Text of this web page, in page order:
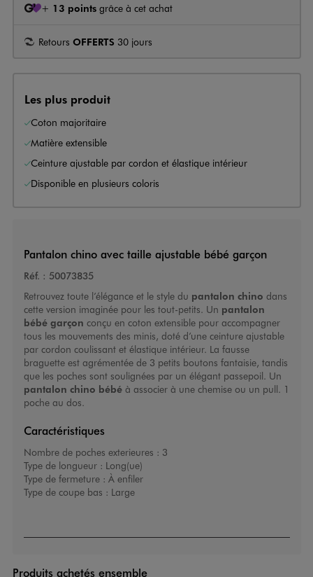
+ 13 points grâce à cet achat
Retours OFFERTS 30 jours
Les plus produit
Coton majoritaire
Matière extensible
Ceinture ajustable par cordon et élastique intérieur
Disponible en plusieurs coloris
Pantalon chino avec taille ajustable bébé garçon
Réf. : 50073835
Retrouvez toute l’élégance et le style du pantalon chino dans
cette version imaginée pour les tout-petits. Un pantalon
bébé garçon conçu en coton extensible pour accompagner
tous les mouvements des minis, doté d’une ceinture ajustable
par cordon coulissant et élastique intérieur. La fausse
braguette est agrémentée de 3 petits boutons fantaisie, tandis
que les poches sont soulignées par un élégant passepoil. Un
pantalon chino bébéà associer à une chemise ou un pull. 1
poche au dos.
Caractéristiques
Nombre de poches exterieures : 3
Type de longueur : Long(ue)
Type de fermeture : À enfiler
Type de coupe bas : Large
Produits achetés ensemble